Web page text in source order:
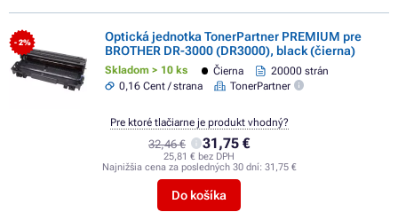
- 2%
Optická jednotka TonerPartner PREMIUM pre
BROTHER DR-3000 (DR3000), black (čierna)
Skladom > 10 ks Čierna
20000 strán
0,16 Cent / strana
TonerPartner
32,46 € 31,75 €
25,81 € bez DPH
Najnižšia cena za posledných 30 dní: 31,75 €
Do košíka
Pre ktoré tlačiarne je produkt vhodný?